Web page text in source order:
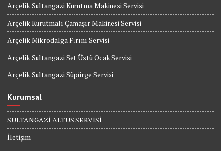
Arçelik Sultangazi Kurutma Makinesi Servisi
Arçelik Kurutmalı Çamaşır Makinesi Servisi
Arçelik Mikrodalga Fırını Servisi
Arçelik Sultangazi Set Üstü Ocak Servisi
Arçelik Sultangazi Süpürge Servisi
Kurumsal
SULTANGAZİ ALTUS SERVİSİ
İletişim